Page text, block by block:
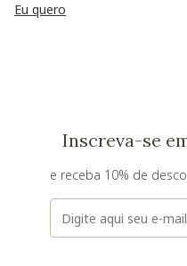
Eu quero
Inscreva-se
e receba 10% de
E-mail